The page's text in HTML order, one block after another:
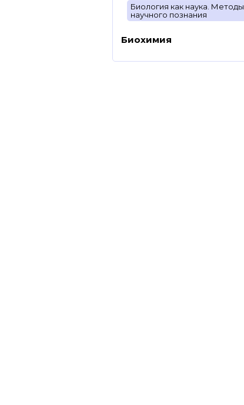
Биология как наука. Методы
научного познания
Биохимия